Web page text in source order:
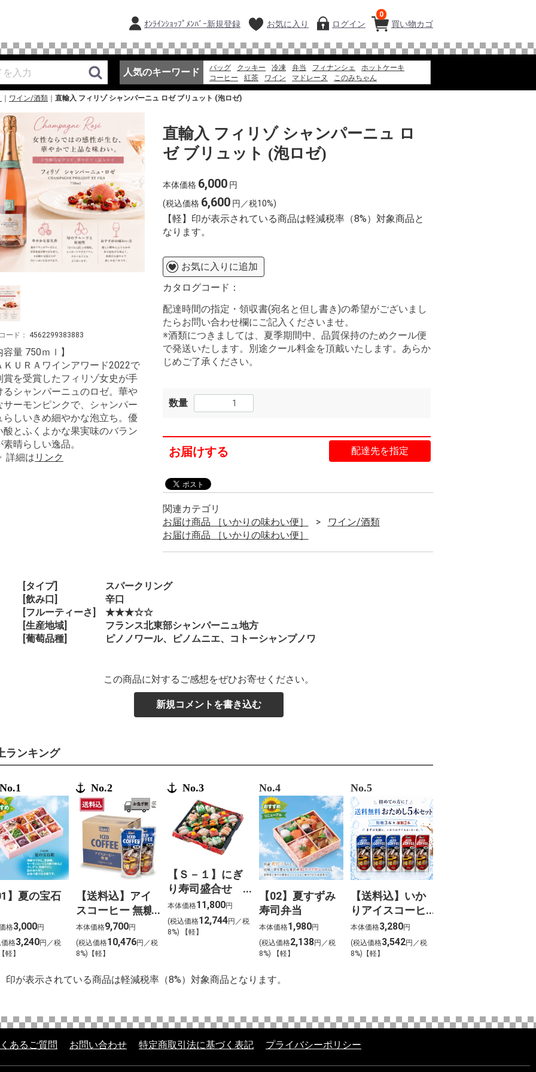
買い物カゴ
0
ｵﾝﾗｲﾝｼｮｯﾌﾟﾒﾝﾊﾞｰ新規登録 お気に入り ログイン
人気のキーワード バッグ クッキー 冷凍 弁当 フィナンシェ
ホットケーキ
コーヒー
紅茶 ワイン マドレーヌ
このみちゃん
そうめん
ワイン/酒類 直輸入 フィリゾ シャンパーニュ ロゼ ブリュット (泡ロゼ)
直輸入 フィリゾ シャンパーニュ ロ
ゼ ブリュット (泡ロゼ)
本体価格 6,000円
(税込価格 6,600円／税10%)
【軽】印が表示されている商品は軽減税率（8%）対象商品と
なります。
お気に入りに追加
カタログコード：
配達時間の指定・領収書(宛名と但し書き)の希望がございまし
たらお問い合わせ欄にご記入くださいませ。
※酒類につきましては、夏季期間中、品質保持のためクール便
で発送いたします。別途クール料金を頂戴いたします。あらか
じめご了承ください。
数量
お届けする 配達先を指定
ード： 4562299383883
容量 750ｍｌ】
ＫＵＲＡワインアワード2022で
賞を受賞したフィリゾ女史が手
るシャンパーニュのロゼ。華や
サーモンピンクで、シャンパー
らしいきめ細やかな泡立ち。優
酸とふくよかな果実味のバラン
素晴らしい逸品。
細は リンク
関連カテゴリ
お届け商品 ［いかりの味わい便］
ワイン/酒類
お届け商品 ［いかりの味わい便］
[タイプ] スパークリング
[飲み口] 辛口
[フルーティーさ] ★★★☆☆
[生産地域] フランス北東部シャンパーニュ地方
[葡萄品種] ピノノワール、ピノムニエ、コトーシャンプノワ
この商品に対するご感想をぜひお寄せください。
新規コメントを書き込む
ランキング
No.1
】夏の宝石
格3,000円
格3,240円／税
軽】
No.2
【送料込】アイ
スコーヒー 無糖
〈ケース販売〉
本体価格9,700円
(税込価格10,476円／税
8%)【軽】
No.3
【Ｓ－１】にぎ
り寿司盛合せ
（上）〈４人
前〉
本体価格11,800円
(税込価格12,744円／税
8%) 【軽】
No.4
【02】夏すずみ
寿司弁当
本体価格1,980円
(税込価格2,138円／税
8%) 【軽】
No.5
【送料込】いか
りアイスコーヒ
ー おためし5本セ
ット
本体価格3,280円
(税込価格3,542円／税
8%)【軽】
印が表示されている商品は軽減税率（8%）対象商品となります。
あるご質問 お問い合わせ 特定商取引法に基づく表記 プライバシーポリシー